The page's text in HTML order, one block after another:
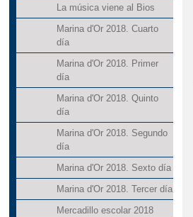
La música viene al Bios
Marina d'Or 2018. Cuarto
día
Marina d'Or 2018. Primer
día
Marina d'Or 2018. Quinto
día
Marina d'Or 2018. Segundo
día
Marina d'Or 2018. Sexto día
Marina d'Or 2018. Tercer día
Mercadillo escolar 2018